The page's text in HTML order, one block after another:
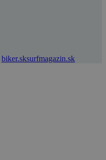
biker.sksurfmagazin.sk